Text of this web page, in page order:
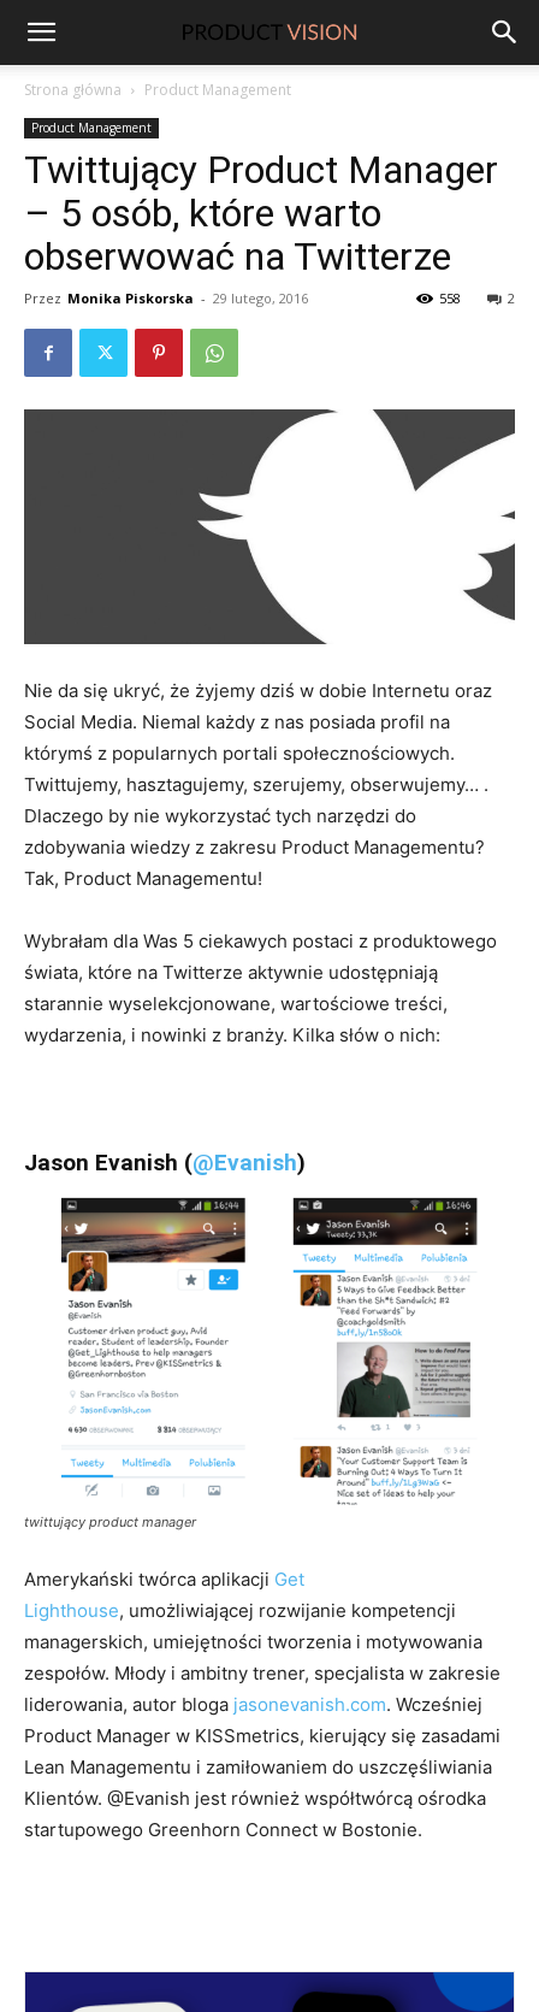
ProductVision
Strona główna Product Management
Product Management
Twittujący Product Manager
– 5 osób, które warto
obserwować na Twitterze
Przez Monika Piskorska - 29 lutego, 2016 2
558
Nie da się ukryć, że żyjemy dziś w dobie Internetu oraz
Social Media. Niemal każdy z nas posiada profil na
którymś z popularnych portali społecznościowych.
Twittujemy, hasztagujemy, szerujemy, obserwujemy… .
Dlaczego by nie wykorzystać tych narzędzi do
zdobywania wiedzy z zakresu Product Managementu?
Tak, Product Managementu!
Wybrałam dla Was 5 ciekawych postaci z produktowego
świata, które na Twitterze aktywnie udostępniają
starannie wyselekcjonowane, wartościowe treści,
wydarzenia, i nowinki z branży. Kilka słów o nich:
Jason Evanish (@Evanish)
twittujący product manager
Amerykański twórca aplikacji Get
Lighthouse, umożliwiającej rozwijanie kompetencji
managerskich, umiejętności tworzenia i motywowania
zespołów. Młody i ambitny trener, specjalista w zakresie
liderowania, autor bloga jasonevanish.com. Wcześniej
Product Manager w KISSmetrics, kierujący się zasadami
Lean Managementu i zamiłowaniem do uszczęśliwiania
Klientów. @Evanish jest również współtwórcą ośrodka
startupowego Greenhorn Connect w Bostonie.